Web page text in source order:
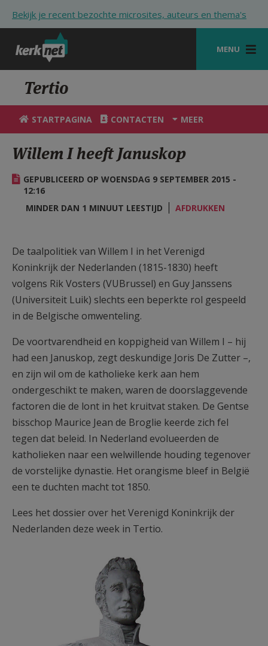
Bekijk je recent bezochte microsites, auteurs en thema's
MENU
STARTPAGINA
KERK
VIERINGEN
SHOP
ZOEKEN
HULP
MIJN PAROCHIE
AANMELDEN OF REGISTREREN
Tertio
STARTPAGINA CONTACTEN MEER
Willem I heeft Januskop
GEPUBLICEERD OP WOENSDAG 9 SEPTEMBER 2015 -
12:16
MINDER DAN 1 MINUUT LEESTIJD
AFDRUKKEN
De taalpolitiek van Willem I in het Verenigd
Koninkrijk der Nederlanden (1815-1830) heeft
volgens Rik Vosters (VUBrussel) en Guy Janssens
(Universiteit Luik) slechts een beperkte rol gespeeld
in de Belgische omwenteling.
De voortvarendheid en koppigheid van Willem I – hij
had een Januskop, zegt deskundige Joris De Zutter –,
en zijn wil om de katholieke kerk aan hem
ondergeschikt te maken, waren de doorslaggevende
factoren die de lont in het kruitvat staken. De Gentse
bisschop Maurice Jean de Broglie keerde zich fel
tegen dat beleid. In Nederland evolueerden de
katholieken naar een welwillende houding tegenover
de vorstelijke dynastie. Het orangisme bleef in België
een te duchten macht tot 1850.
Lees het dossier over het Verenigd Koninkrijk der
Nederlanden deze week in Tertio.